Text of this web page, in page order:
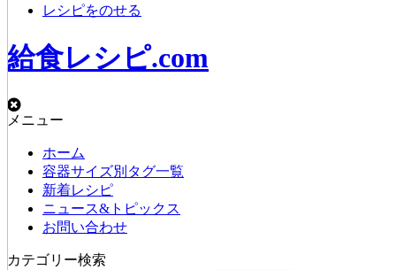
レシピをのせる
給食レシピ.com
メニュー
ホーム
容器サイズ別タグ一覧
新着レシピ
ニュース&トピックス
お問い合わせ
カテゴリー検索